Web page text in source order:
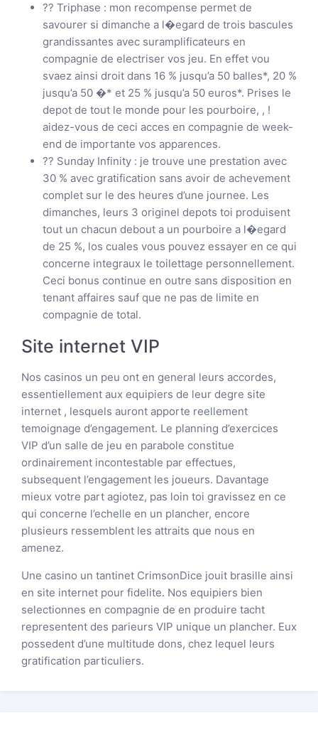
?? Triphase : mon recompense permet de
savourer si dimanche a l�egard de trois bascules
grandissantes avec suramplificateurs en
compagnie de electriser vos jeu. En effet vou
svaez ainsi droit dans 16 % jusqu’a 50 balles*, 20 %
jusqu’a 50 �* et 25 % jusqu’a 50 euros*. Prises le
depot de tout le monde pour les pourboire, , !
aidez-vous de ceci acces en compagnie de week-
end de importante vos apparences.
?? Sunday Infinity : je trouve une prestation avec
30 % avec gratification sans avoir de achevement
complet sur le des heures d’une journee. Les
dimanches, leurs 3 originel depots toi produisent
tout un chacun debout a un pourboire a l�egard
de 25 %, los cuales vous pouvez essayer en ce qui
concerne integraux le toilettage personnellement.
Ceci bonus continue en outre sans disposition en
tenant affaires sauf que ne pas de limite en
compagnie de total.
Site internet VIP
Nos casinos un peu ont en general leurs accordes,
essentiellement aux equipiers de leur degre site
internet , lesquels auront apporte reellement
temoignage d’engagement. Le planning d’exercices
VIP d’un salle de jeu en parabole constitue
ordinairement incontestable par effectues,
subsequent l’engagement les joueurs. Davantage
mieux votre part agiotez, pas loin toi gravissez en ce
qui concerne l’echelle en un plancher, encore
plusieurs ressemblent les attraits que nous en
amenez.
Une casino un tantinet CrimsonDice jouit brasille ainsi
en site internet pour fidelite. Nos equipiers bien
selectionnes en compagnie de en produire tacht
representent des parieurs VIP unique un plancher. Eux
possedent d’une multitude dons, chez lequel leurs
gratification particuliers.